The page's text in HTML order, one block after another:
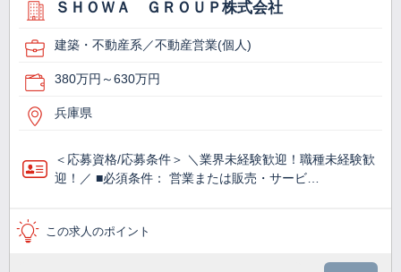
ＳＨＯＷＡ ＧＲＯＵＰ株式会社
建築・不動産系／不動産営業(個人)
380万円～630万円
兵庫県
＜応募資格/応募条件＞ ＼業界未経験歓迎！職種未経験歓
迎！／ ■必須条件： 営業または販売・サービ…
この求人のポイント